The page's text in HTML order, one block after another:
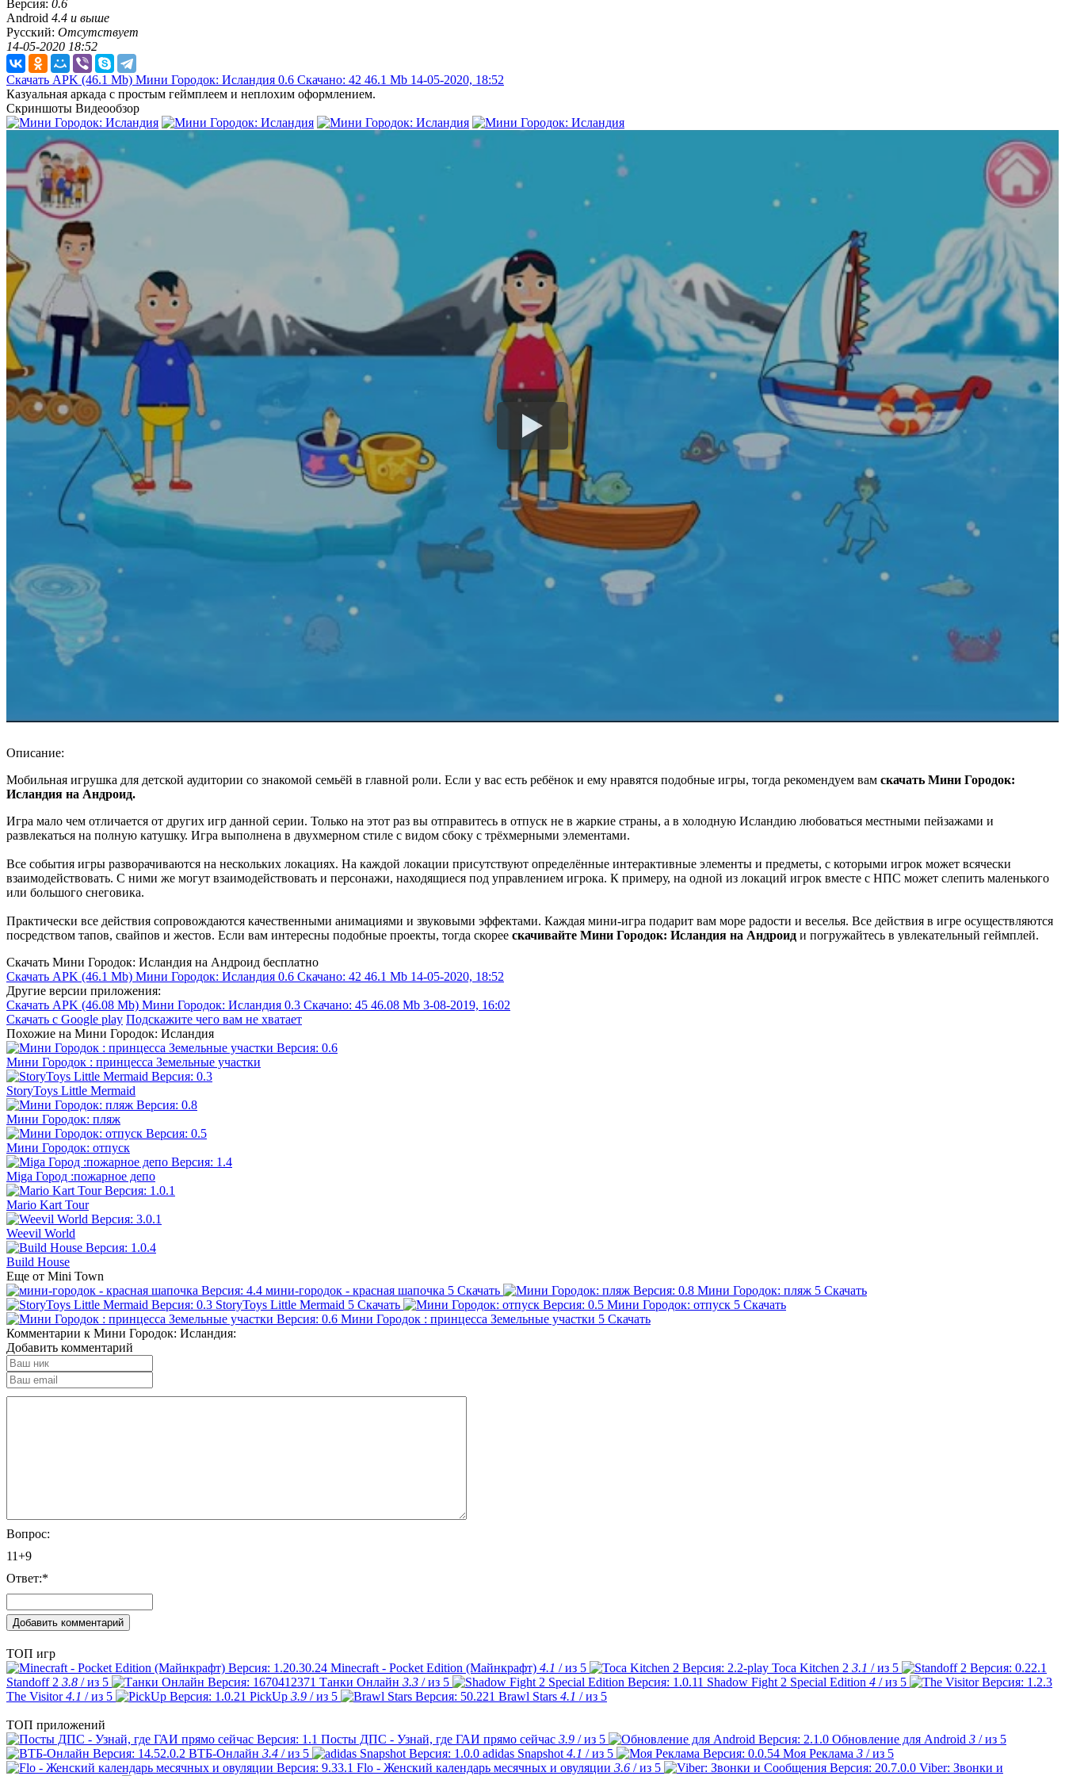
Версия: 0.6
Android 4.4 и выше
Русский: Отсутствует
14-05-2020 18:52
Скачать APK (46.1 Mb) Мини Городок: Исландия 0.6 Скачано: 42 46.1 Mb 14-05-2020, 18:52
Казуальная аркада с простым геймплеем и неплохим оформлением.
Скриншоты Видеообзор
Описание:
Мобильная игрушка для детской аудитории со знакомой семьёй в главной роли. Если у вас есть ребёнок и ему нравятся подобные игры, тогда рекомендуем вам скачать Мини Городок:
Исландия на Андроид.
Игра мало чем отличается от других игр данной серии. Только на этот раз вы отправитесь в отпуск не в жаркие страны, а в холодную Исландию любоваться местными пейзажами и
развлекаться на полную катушку. Игра выполнена в двухмерном стиле с видом сбоку с трёхмерными элементами.
Все события игры разворачиваются на нескольких локациях. На каждой локации присутствуют определённые интерактивные элементы и предметы, с которыми игрок может всячески
взаимодействовать. С ними же могут взаимодействовать и персонажи, находящиеся под управлением игрока. К примеру, на одной из локаций игрок вместе с НПС может слепить маленького
или большого снеговика.
Практически все действия сопровождаются качественными анимациями и звуковыми эффектами. Каждая мини-игра подарит вам море радости и веселья. Все действия в игре осуществляются
посредством тапов, свайпов и жестов. Если вам интересны подобные проекты, тогда скорее скачивайте Мини Городок: Исландия на Андроид и погружайтесь в увлекательный геймплей.
Скачать Мини Городок: Исландия на Андроид бесплатно
Скачать APK (46.1 Mb) Мини Городок: Исландия 0.6 Скачано: 42 46.1 Mb 14-05-2020, 18:52
Другие версии приложения:
Скачать APK (46.08 Mb) Мини Городок: Исландия 0.3 Скачано: 45 46.08 Mb 3-08-2019, 16:02
Скачать с Google play Подскажите чего вам не хватает
Похожие на Мини Городок: Исландия
Мини Городок : принцесса Земельные участки
StoryToys Little Mermaid
Мини Городок: пляж
Мини Городок: отпуск
Miga Город :пожарное депо
Mario Kart Tour
Weevil World
Build House
Еще от Mini Town
мини-городок - красная шапочка 5 Скачать Мини Городок: пляж 5 Скачать
StoryToys Little Mermaid 5 Скачать Мини Городок: отпуск 5 Скачать
Мини Городок : принцесса Земельные участки 5 Скачать
Комментарии к Мини Городок: Исландия:
Добавить комментарий
Вопрос:
11+9
Ответ:*
ТОП игр
Minecraft - Pocket Edition (Майнкрафт) 4.1 / из 5 Toca Kitchen 2 3.1 / из 5
Standoff 2 3.8 / из 5 Танки Онлайн 3.3 / из 5 Shadow Fight 2 Special Edition 4 / из 5
The Visitor4.1 / из 5 PickUp 3.9 / из 5 Brawl Stars 4.1 / из 5
ТОП приложений
Посты ДПС - Узнай, где ГАИ прямо сейчас 3.9 / из 5 Обновление для Android 3 / из 5
ВТБ-Онлайн 3.4 / из 5 adidas Snapshot 4.1 / из 5 Моя Реклама 3 / из 5
Flo - Женский календарь месячных и овуляции 3.6 / из 5
Viber: Звонки и